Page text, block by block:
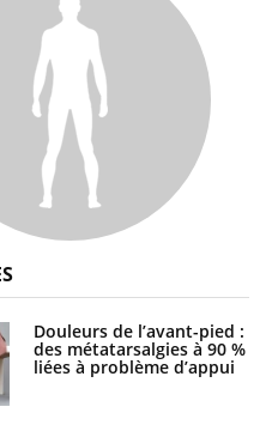
Douleurs de l’avant-pied :
des métatarsalgies à 90 %
liées à problème d’appui